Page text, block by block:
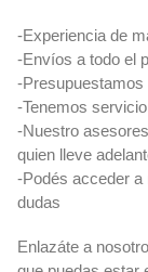
-Experiencia de
-Envíos a todo el
-Presupuestamos
-Tenemos
-Nuestro
quien lleve
-Podés acceder a
dudas
Enlazáte a